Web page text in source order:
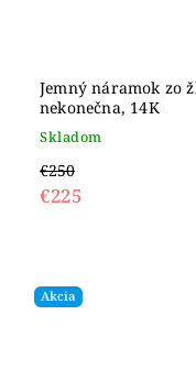
Jemný náramok zo
nekonečna, 14K
Skladom
€250
€225
Akcia